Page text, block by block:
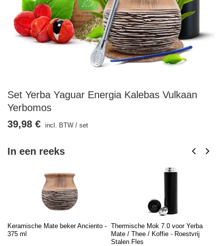
Set Yerba Yaguar Energia Kalebas Vulkaan
Yerbomos
In een reeks
Keramische Mate beker Anciento -
375 ml
Thermische Mok 7.0 voor Yerba
Mate / Thee / Koffie - Roestvrij
Stalen Fles
39,98 € incl. BTW / set